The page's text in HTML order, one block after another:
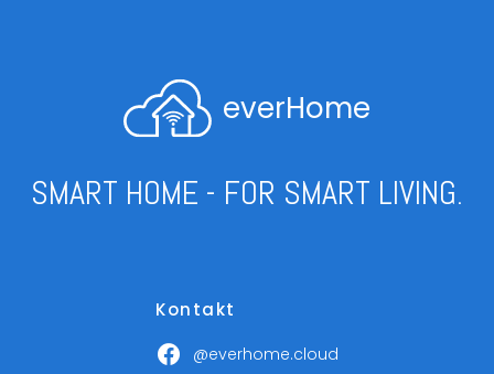
everHome
SMART HOME - FOR SMART LIVING.
Kontakt
@everhome.cloud